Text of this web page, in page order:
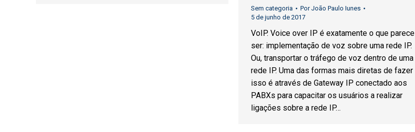
Sem categoria PorJoão Paulo Iunes
5 de junho de 2017
VoIP. Voice over IP é exatamente o que parece
ser: implementação de voz sobre uma rede IP.
Ou, transportar o tráfego de voz dentro de uma
rede IP. Uma das formas mais diretas de fazer
isso é através de Gateway IP conectado aos
PABXs para capacitar os usuários a realizar
ligações sobre a rede IP…